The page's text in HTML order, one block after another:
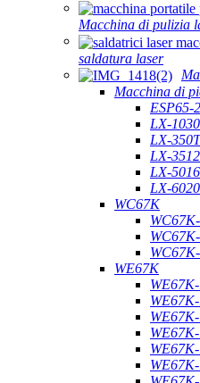
Macchina di pulizia
saldatura laser
Macchina di
ESP65-
LX-1030
LX-
LX-3512
LX-5016
LX-6020
WC67K
WE67K